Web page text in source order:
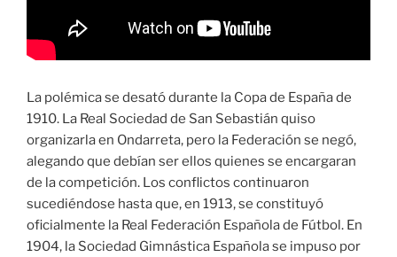
La polémica se desató durante la Copa de España de
1910. La Real Sociedad de San Sebastián quiso
organizarla en Ondarreta, pero la Federación se negó,
alegando que debían ser ellos quienes se encargaran
de la competición. Los conflictos continuaron
sucediéndose hasta que, en 1913, se constituyó
oficialmente la Real Federación Española de Fútbol. En
1904, la Sociedad Gimnástica Española se impuso por